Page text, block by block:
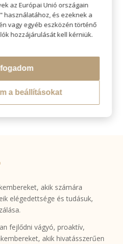
marketing támogatás,
media megjelenések.
szolgáltatás
termékek és
előremutató,
akik számára
elégedettsége és tudásuk,
fejlődni vágyó, proaktív,
akik hivatásszerűen
az Európai Unió országain
használatához, és ezeknek a
vagy egyéb eszközén történő
hozzájárulását kell kérniük.
a beállításokat